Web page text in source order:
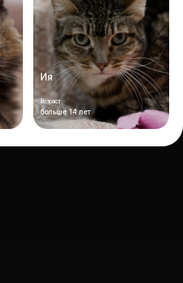
Ия
Возраст:
больше 14 лет